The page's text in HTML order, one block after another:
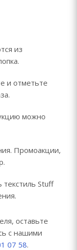
из
и отметьте
можно
Промоакции,
Stuff
оставьте
с нашими
07 58.